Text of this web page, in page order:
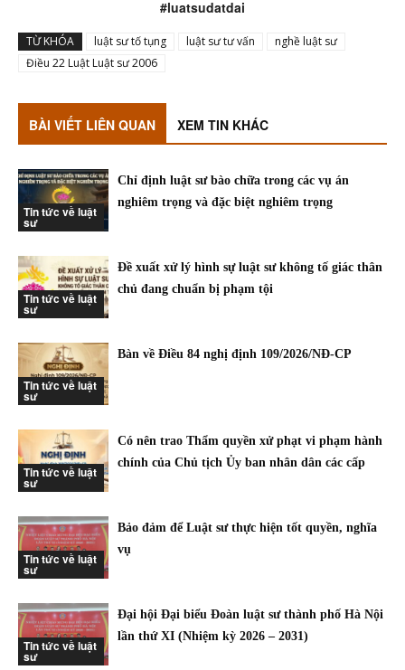
#luatsudatdai
TỪ KHÓA luật sư tố tụng luật sư tư vấn
nghề luật sư
Điều 22 Luật Luật sư 2006
BÀI VIẾT LIÊN QUAN XEM TIN KHÁC
Tin tức về luật
sư
Chỉ định luật sư bào chữa trong các vụ án
nghiêm trọng và đặc biệt nghiêm trọng
Tin tức về luật
sư
Đề xuất xử lý hình sự luật sư không tố giác thân
chủ đang chuẩn bị phạm tội
Tin tức về luật
sư
Bàn về Điều 84 nghị định 109/2026/NĐ-CP
Tin tức về luật
sư
Có nên trao Thẩm quyền xử phạt vi phạm hành
chính của Chủ tịch Ủy ban nhân dân các cấp
Tin tức về luật
sư
Bảo đảm để Luật sư thực hiện tốt quyền, nghĩa
vụ
Tin tức về luật
sư
Đại hội Đại biểu Đoàn luật sư thành phố Hà Nội
lần thứ XI (Nhiệm kỳ 2026 – 2031)